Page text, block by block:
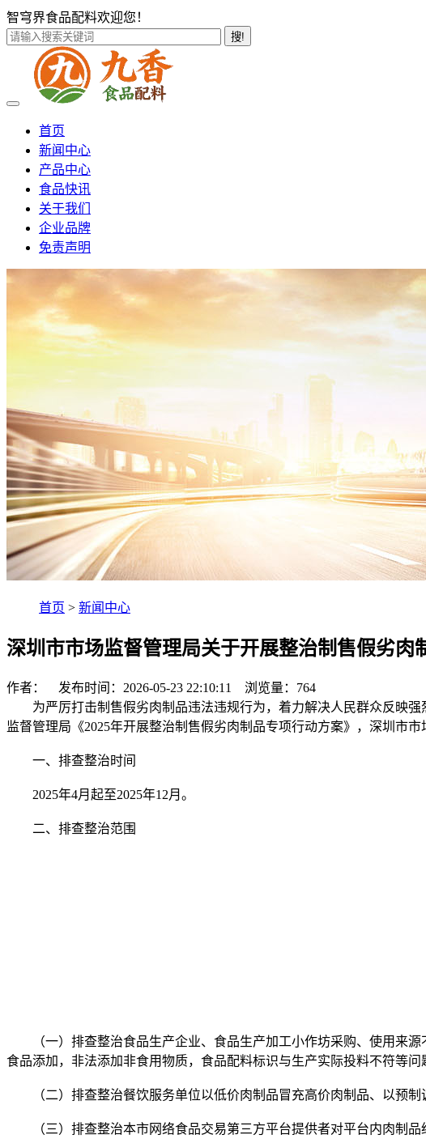
智穹界食品配料欢迎您！
搜!
首页
新闻中心
产品中心
食品快讯
关于我们
企业品牌
免责声明
首页 > 新闻中心
深圳市市场监督管理局关于开展整治制售假劣肉
作者： 发布时间：2026-05-23 22:10:11 浏览量： 764
为严厉打击制售假劣肉制品违法违规行为，着力解决人民群众反映强
监督管理局《2025年开展整治制售假劣肉制品专项行动方案》，深圳市
一、排查整治时间
2025年4月起至2025年12月。
二、排查整治范围
（一）排查整治食品生产企业、食品生产加工小作坊采购、使用来源
食品添加，非法添加非食用物质，食品配料标识与生产实际投料不符等问
（二）排查整治餐饮服务单位以低价肉制品冒充高价肉制品、以预制
（三）排查整治本市网络食品交易第三方平台提供者对平台内肉制品